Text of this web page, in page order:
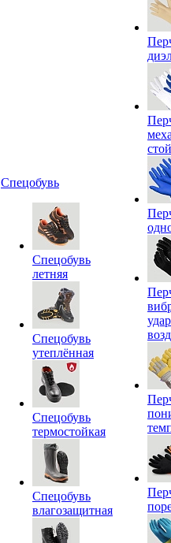
Спецобувь
Спецобувь
летняя
Спецобувь
утеплённая
Спецобувь
термостойкая
Спецобувь
влагозащитная